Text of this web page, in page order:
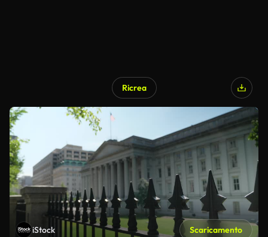
Ricrea
iStock Scaricamento